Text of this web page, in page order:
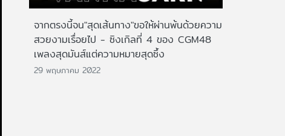
จากตรงนี้จน"สุดเส้นทาง"ขอให้ผ่านพ้นด้วยความ
สวยงามเรื่อยไป - ซิงเกิลที่ 4 ของ CGM48
เพลงสุดมันส์แต่ความหมายสุดซึ้ง
29 พฤษภาคม 2022